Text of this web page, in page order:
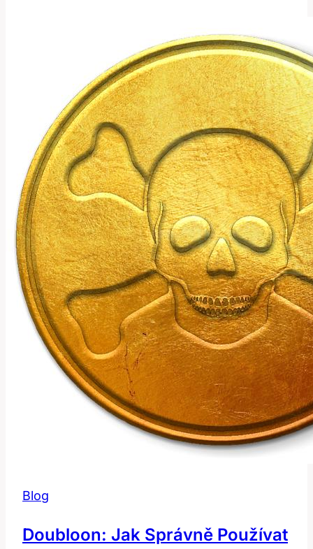
Používat
Tento
Koření?
Blog
Doubloon: Jak Správně Používat